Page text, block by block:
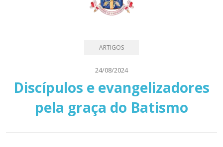
ARTIGOS
24/08/2024
Discípulos e evangelizadores
pela graça do Batismo